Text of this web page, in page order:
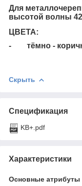
Для
высотой волны
ЦВЕТА:
- тёмно -
Скрыть
Спецификация
KB+.pdf
Характеристики
Основные атрибуты